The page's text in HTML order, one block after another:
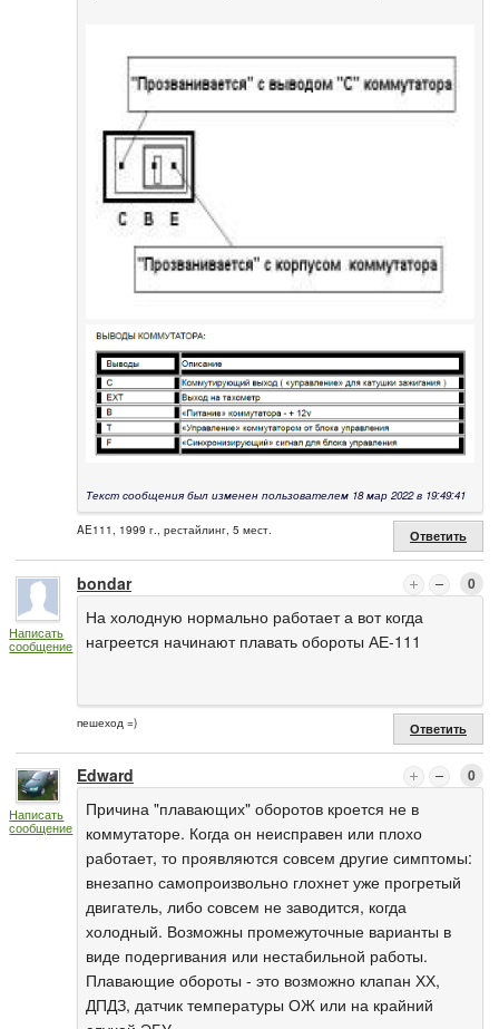
Текст сообщения был изменен пользователем 18 мар 2022 в 19:49:41
AE111, 1999 г., рестайлинг, 5 мест. Ответить
Написать
сообщение
bondar 0
На холодную нормально работает а вот когда
нагреется начинают плавать обороты АЕ-111
пешеход =) Ответить
Написать
сообщение
Edward 0
Причина "плавающих" оборотов кроется не в
коммутаторе. Когда он неисправен или плохо
работает, то проявляются совсем другие симптомы:
внезапно самопроизвольно глохнет уже прогретый
двигатель, либо совсем не заводится, когда
холодный. Возможны промежуточные варианты в
виде подергивания или нестабильной работы.
Плавающие обороты - это возможно клапан ХХ,
ДПДЗ, датчик температуры ОЖ или на крайний